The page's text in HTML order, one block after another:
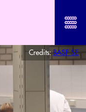
Credits: BASF SE